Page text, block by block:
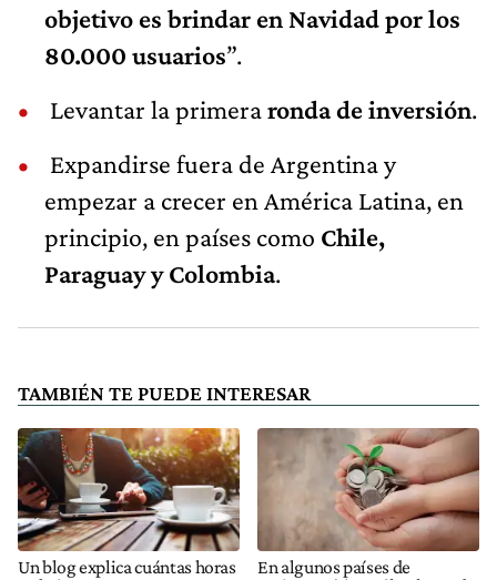
objetivo es brindar en Navidad por los
80.000 usuarios”.
Levantar la primeraronda de inversión.
Expandirse fuera de Argentina y
empezar a crecer en América Latina, en
principio, en países como Chile,
Paraguay y Colombia.
TAMBIÉN TE PUEDE INTERESAR
Un blog explica cuántas horas
En algunos países de